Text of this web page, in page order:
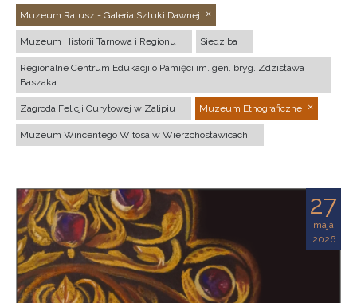
Muzeum Ratusz - Galeria Sztuki Dawnej
Muzeum Historii Tarnowa i Regionu Siedziba
Regionalne Centrum Edukacji o Pamięci im. gen. bryg. Zdzisława
Baszaka
Zagroda Felicji Curyłowej w Zalipiu Muzeum Etnograficzne
Muzeum Wincentego Witosa w Wierzchosławicach
27
maja
2026